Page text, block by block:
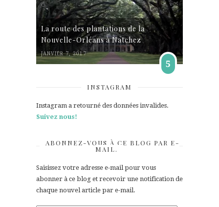
La route des plantations de la
Nouvelle-Orléans à Natchez
JANVIER 7, 2017
5
INSTAGRAM
Instagram a retourné des données invalides.
Suivez nous!
ABONNEZ-VOUS À CE BLOG PAR E-
MAIL.
Saisissez votre adresse e-mail pour vous
abonner à ce blog et recevoir une notification de
chaque nouvel article par e-mail.